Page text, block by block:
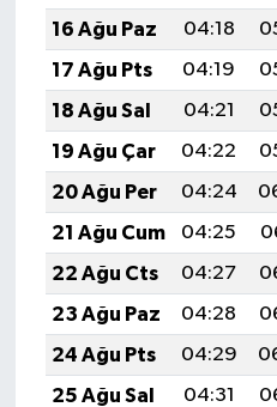
16 Ağu Paz
04:18
17 Ağu Pts
04:19
18 Ağu Sal
04:21
19 Ağu Çar
04:22
20 Ağu Per
04:24
21 Ağu Cum
04:25
22 Ağu Cts
04:27
23 Ağu Paz
04:28
24 Ağu Pts
04:29
25 Ağu Sal
04:31